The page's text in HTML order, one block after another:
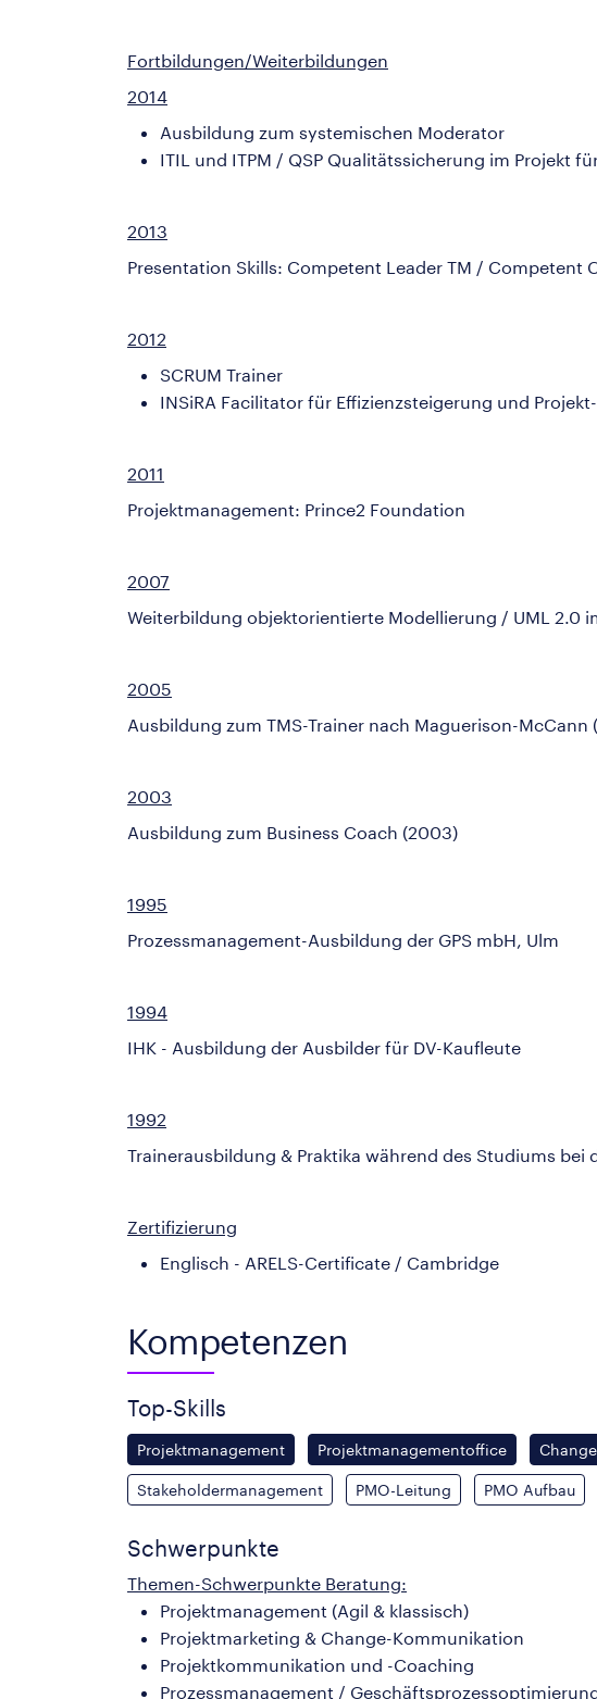
Fortbildungen/Weiterbildungen
2014
Ausbildung zum systemischen Moderator
ITIL und ITPM / QSP Qualitätssicherung im Projekt
2013
Presentation Skills: Competent Leader TM / Competent
2012
SCRUM Trainer
INSiRA Facilitator für Effizienzsteigerung und
2011
Projektmanagement: Prince2 Foundation
2007
Weiterbildung objektorientierte Modellierung / UML 2.0
2005
Ausbildung zum TMS-Trainer nach Maguerison-McCann
2003
Ausbildung zum Business Coach (2003)
1995
Prozessmanagement-Ausbildung der GPS mbH, Ulm
1994
IHK - Ausbildung der Ausbilder für DV-Kaufleute
1992
Trainerausbildung & Praktika während des Studiums bei
Zertifizierung
Englisch - ARELS-Certificate / Cambridge
Kompetenzen
Top-Skills
Projektmanagement Projektmanagementoffice
Stakeholdermanagement PMO-Leitung PMO Aufbau
Schwerpunkte
Themen-Schwerpunkte Beratung:
Projektmanagement (Agil & klassisch)
Projektmarketing & Change-Kommunikation
Projektkommunikation und -Coaching
Prozessmanagement /